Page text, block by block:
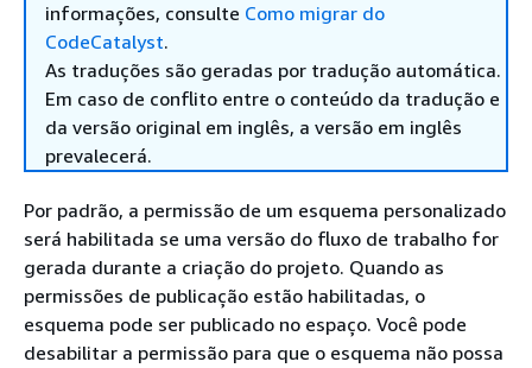
informações, consulte Como migrar do
CodeCatalyst.
As traduções são geradas por tradução automática.
Em caso de conflito entre o conteúdo da tradução e
da versão original em inglês, a versão em inglês
prevalecerá.
Por padrão, a permissão de um esquema personalizado
será habilitada se uma versão do fluxo de trabalho for
gerada durante a criação do projeto. Quando as
permissões de publicação estão habilitadas, o
esquema pode ser publicado no espaço. Você pode
desabilitar a permissão para que o esquema não possa